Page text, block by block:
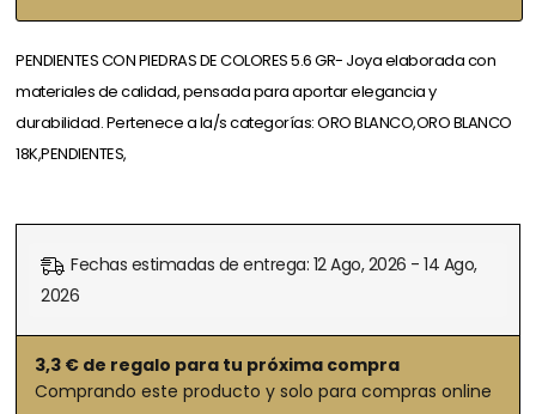
PENDIENTES CON PIEDRAS DE COLORES 5.6 GR- Joya elaborada con
materiales de calidad, pensada para aportar elegancia y
durabilidad. Pertenece a la/s categorías: ORO BLANCO,ORO BLANCO
18K,PENDIENTES,
Fechas estimadas de entrega: 12 Ago, 2026 - 14 Ago,
2026
3,3 € de regalo para tu próxima compra
Comprando este producto y solo para compras online